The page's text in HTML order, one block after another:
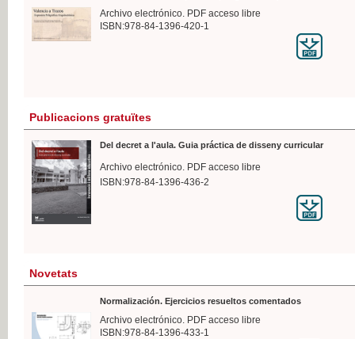
Archivo electrónico. PDF acceso libre
ISBN:978-84-1396-420-1
Publicacions gratuïtes
Del decret a l'aula. Guia práctica de disseny curricular
Archivo electrónico. PDF acceso libre
ISBN:978-84-1396-436-2
Novetats
Normalización. Ejercicios resueltos comentados
Archivo electrónico. PDF acceso libre
ISBN:978-84-1396-433-1